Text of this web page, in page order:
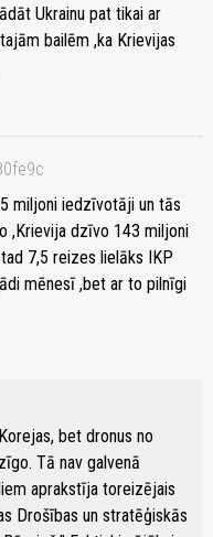
Ukrainu pat tikai ar
bailēm ,ka Krievijas
miljoni iedzīvotāji un tās
,Krievija dzīvo 143 miljoni
7,5 reizes lielāks IKP
mēnesī ,bet ar to pilnīgi
bet dronus no
Tā nav galvenā
aprakstīja toreizējais
Drošības un stratēģiskās